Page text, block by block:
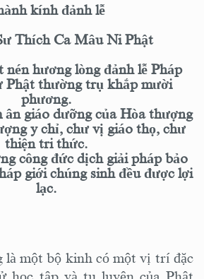
kính đảnh lễ
Thích Ca Mâu Ni Phật
hương lòng đảnh lễ Pháp
Phật thường trụ khắp mười
phương.
giáo dưỡng của Hòa thượng
y chỉ, chư vị giáo thọ, chư
thiện tri thức.
công đức dịch giải pháp bảo
giới chúng sinh đều được lợi
lạc.
một bộ kinh có một vị trí đặc